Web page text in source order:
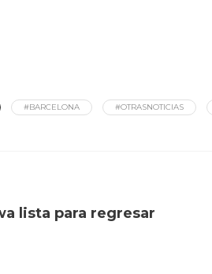
#BARCELONA #OTRASNOTICIAS
lista para regresar